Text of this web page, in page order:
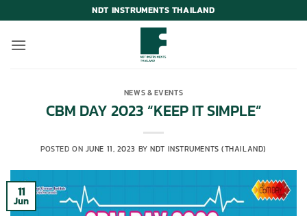
to
content
NDT INSTRUMENTS THAILAND
NEWS & EVENTS
CBM DAY 2023 “KEEP IT SIMPLE”
POSTED ON JUNE 11, 2023 BYNDT INSTRUMENTS (THAILAND)
11
Jun